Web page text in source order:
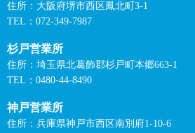
住所：大阪府堺市西区鳳北町3-1
TEL：072-349-7987
杉戸営業所
住所：埼玉県北葛飾郡杉戸町本郷663-1
TEL：0480-44-8490
神戸営業所
住所：兵庫県神戸市西区南別府1-10-6